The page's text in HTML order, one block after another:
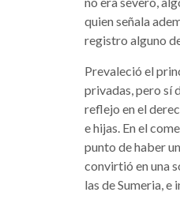
quien señala
registro alguno
Prevaleció el
privadas, pero sí
reflejo en el
e hijas. En el
punto de haber
convirtió en una
las de Sumeria,